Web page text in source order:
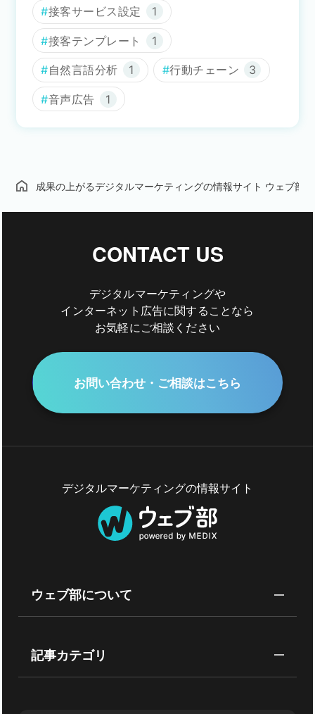
接客サービス設定 1
接客テンプレート 1
自然言語分析 1 行動チェーン 3
音声広告 1
成果の上がるデジタルマーケティングの情報サイト ウェブ部
CONTACT US
デジタルマーケティングや
インターネット広告に関することなら
お気軽にご相談ください
お問い合わせ・ご相談はこちら
デジタルマーケティングの情報サイト
ウェブ部について
記事カテゴリ